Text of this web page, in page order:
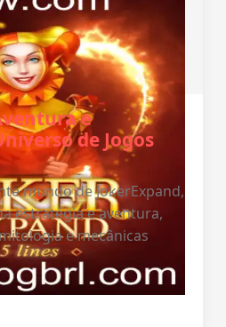
e
de Jogos
mundo de JokerExpand,
estratégia e aventura,
e mecânicas